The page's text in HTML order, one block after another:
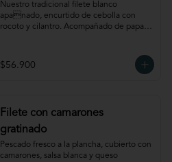
Nuestro tradicional filete blanco
apanado, encurtido de cebolla con
rocoto y cilantro. Acompañado de papas
$56.900
Filete con camarones
gratinado
Pescado fresco a la plancha, cubierto con
camarones, salsa blanca y queso